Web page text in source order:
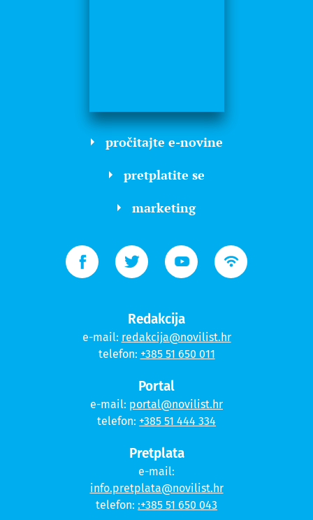
pročitajte e-novine
pretplatite se
marketing
Redakcija
e-mail: redakcija@novilist.hr
telefon: +385 51 650 011
Portal
e-mail: portal@novilist.hr
telefon: +385 51 444 334
Pretplata
e-mail:
info.pretplata@novilist.hr
telefon: :+385 51 650 043